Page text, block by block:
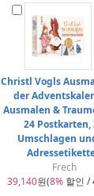
Christl Vogls
der
Ausmalen &
24 Postkarten,
Umschlagen
Frech
39,140원(8%할인 /